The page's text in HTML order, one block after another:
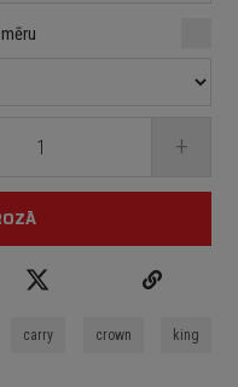
mm
mm
+
carry crown king